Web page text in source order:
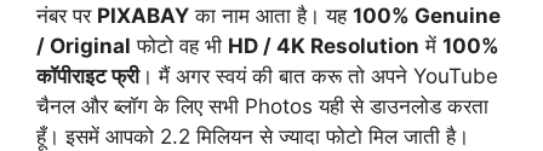
नंबर पर PIXABAY का नाम आता है। यह 100% Genuine
/ Original फोटो वह भी HD / 4K Resolution में 100%
कॉपीराइट फ्री। मैं अगर स्वयं की बात करू तो अपने YouTube
चैनल और ब्लॉग के लिए सभी Photos यही से डाउनलोड करता
हूँ। इसमें आपको 2.2 मिलियन से ज्यादा फोटो मिल जाती है।